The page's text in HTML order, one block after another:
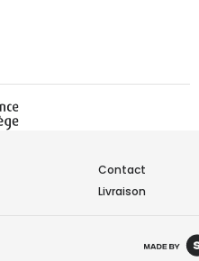
Livraison
Contact